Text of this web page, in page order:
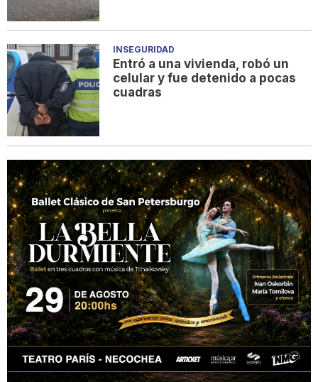
INSEGURIDAD
Entró a una vivienda, robó un
celular y fue detenido a pocas
cuadras